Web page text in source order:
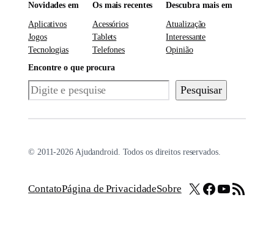
Novidades em
Aplicativos
Jogos
Tecnologias
Os mais recentes
Acessórios
Tablets
Telefones
Descubra mais em
Atualização
Interessante
Opinião
Encontre o que procura
Pesquisar Pesquisar
© 2011-2026 Ajudandroid. Todos os direitos reservados.
ContatoPágina de PrivacidadeSobre X Facebook
Youtube
Feed RSS